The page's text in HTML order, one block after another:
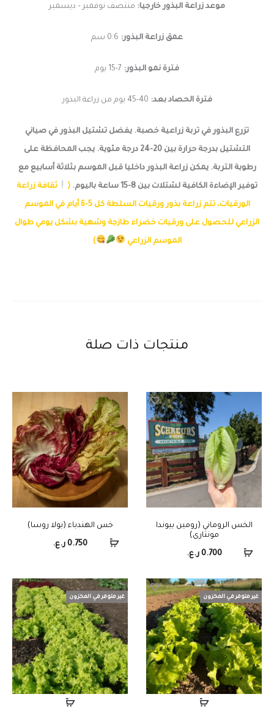
موعد زراعة البذور خارجيا: منتصف نوفمبر – ديسمبر
عمق زراعة البذور:
فترة نمو البذور:
فترة الحصاد بعد:
تزرع البذور في تربة زراعية خصبة. يفضل تشتيل البذور في صياني
التشتيل بدرجة حرارة بين 20-24 درجة مئوية. يجب المحافظة على
رطوبة التربة. يمكن زراعة البذور داخليا قبل الموسم بثلاثة أسابيع مع
توفير الإضاءة الكافية لشتلات بين 8-15 ساعة باليوم. ( ثقافة زراعة
الورقيات، تتم زراعة بذور ورقيات السلطة كل 5-6 أيام في الموسم
الزراعي للحصول على ورقيات خضراء طازجة وشهية بشكل يومي طوال
الموسم الزراعي )
منتجات ذات صلة
الخس الروماني (رومين بيوندا
مونتارى)
0.700 ر.ع.
خس الهندباء (بولا روسا)
0.750 ر.ع.
غير متوفر في المخزون غير متوفر في المخزون